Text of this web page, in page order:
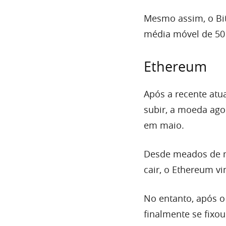
Mesmo assim, o
média móvel de
Ethereum
Após a recente
subir, a moeda
em maio.
Desde meados
cair, o Ethereum
No entanto, após
finalmente se